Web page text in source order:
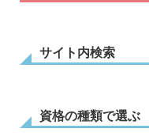
サイト内検索
資格の種類で選ぶ